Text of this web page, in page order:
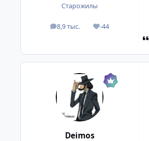
Старожилы
8,9 тыс.
посты -44
Репутация
Deimos